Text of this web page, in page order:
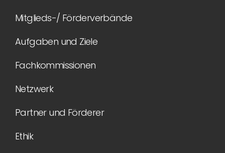
Mitglieds-/ Förderverbände
Aufgaben und Ziele
Fachkommissionen
Netzwerk
Partner und Förderer
Ethik